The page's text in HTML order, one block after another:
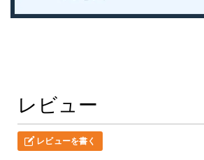
レビュー
レビューを書く